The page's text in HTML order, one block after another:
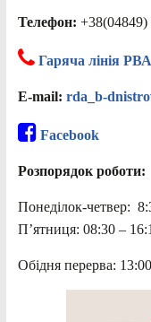
Телефон: +38(04849)
Гаряча лінія РВА
E-mail: rda_b-
Facebook
Розпорядок роботи:
Понеділок-четвер:
П’ятниця: 08:30 –
Обідня перерва: